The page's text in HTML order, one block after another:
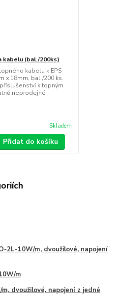
kabelu (bal./200ks)
kabelu k EPS
x 18mm, bal./200 ks.
k topným
neprodejné
Skladem
Přidat do košíku
2L-10W/m, dvoužilové, napojení
m
dvoužilové, napojení z jedné